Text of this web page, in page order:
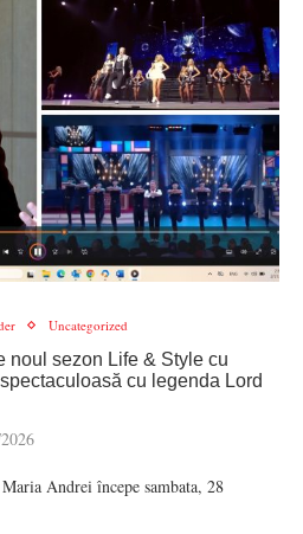
Uncategorized
noul sezon Life & Style cu
cu legenda Lord
Andrei începe sambata, 28